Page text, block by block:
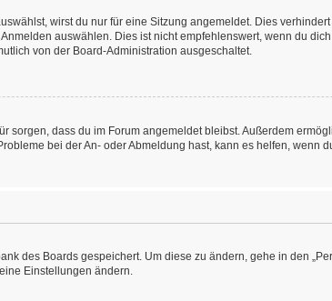
wirst du nur für eine Sitzung angemeldet. Dies
auswählen. Dies ist nicht empfehlenswert, wenn du
von der Board-Administration ausgeschaltet.
sorgen, dass du im Forum angemeldet bleibst. Außerdem
bei der An- oder Abmeldung hast, kann es helfen, wenn
des Boards gespeichert. Um diese zu ändern, gehe in den
Einstellungen ändern.